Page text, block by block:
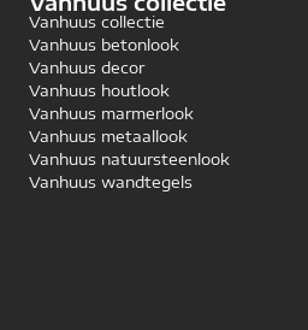
Vanhuus collectie
Vanhuus betonlook
Vanhuus decor
Vanhuus houtlook
Vanhuus marmerlook
Vanhuus metaallook
Vanhuus natuursteenlook
Vanhuus wandtegels